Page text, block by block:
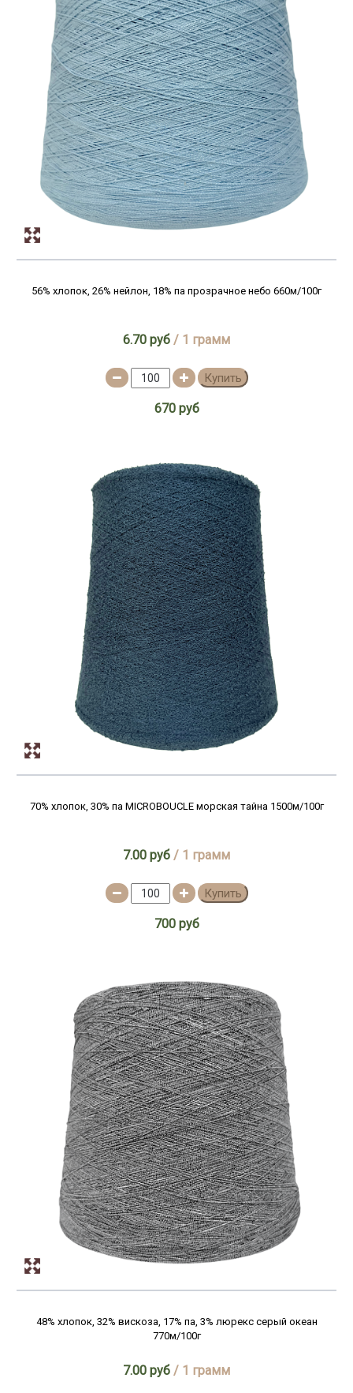
56% хлопок, 26% нейлон, 18% па прозрачное небо 660м/100г
6.70 руб / 1 грамм
Купить
670 руб
70% хлопок, 30% па MICROBOUCLE морская тайна 1500м/100г
7.00 руб / 1 грамм
Купить
700 руб
48% хлопок, 32% вискоза, 17% па, 3% люрекс серый океан
770м/100г
7.00 руб / 1 грамм